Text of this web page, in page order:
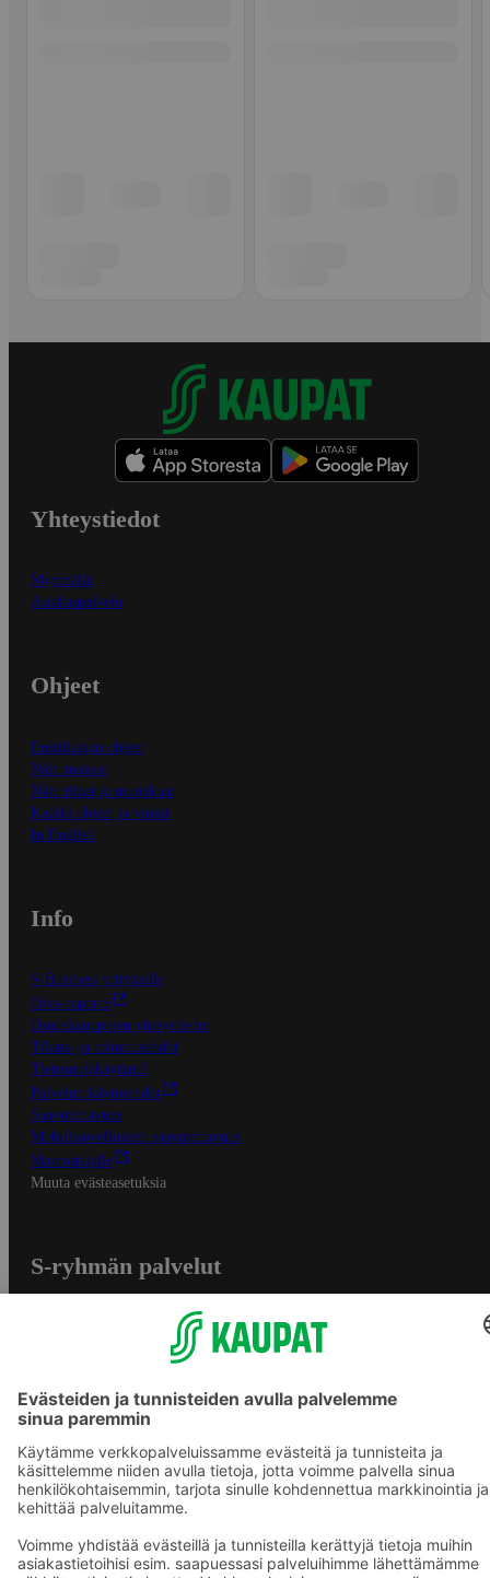
Yhteystiedot
Myymälät
Asiakaspalvelu
Ohjeet
Ensitilaajan ohjeet
Näin maksat
Näin tilaat ja muokkaat
Kaikki ohjeet ja vinkit
In English
Info
S-Business yrityksille
Oiva-raportit
Osuuskauppojen yhteystiedot
Tilaus- ja toimitusehdot
Tietosuojakäytäntö
Palvelun käyttöehdot
Saavutettavuus
Mobiilisovelluksen saavutettavuus
Mainostajalle
Muuta evästeasetuksia
S-ryhmän palvelut
S-ostoslista -sovellus
Prisma.fi
Sokos.fi
S-Pankki
Yhteishyvä
Sokos Hotels
Raflaamo